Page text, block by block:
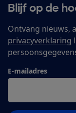
Blijf op de
Ontvang nieuws,
privacyverklaring
E-mailadres